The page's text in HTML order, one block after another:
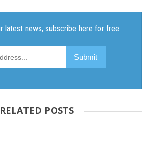
RELATED POSTS